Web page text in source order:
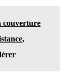
couverture